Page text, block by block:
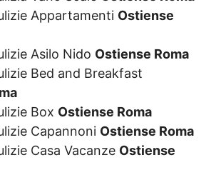
Appartamenti Ostiense
Asilo Nido Ostiense Roma
Bed and Breakfast
Box Ostiense Roma
Capannoni Ostiense Roma
Casa Vacanze Ostiense